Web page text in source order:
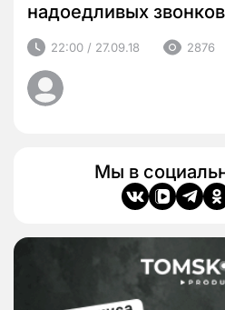
надоедливых
22:00 / 27.09.18 2876
Мы в